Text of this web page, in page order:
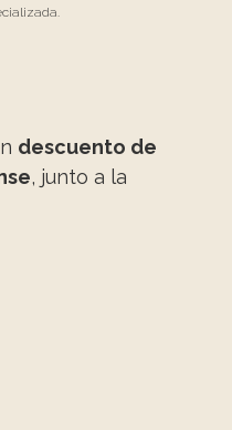
descuento de
, junto a la